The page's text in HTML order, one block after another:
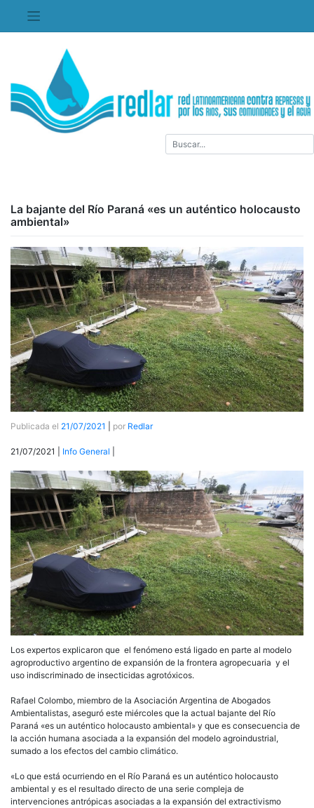
contenido
La bajante del Río Paraná «es un auténtico holocausto
ambiental»
Publicada el 21/07/2021 por Redlar
21/07/2021 | Info General
Los expertos explicaron que el fenómeno está ligado en parte al modelo
agroproductivo argentino de expansión de la frontera agropecuaria y el
uso indiscriminado de insecticidas agrotóxicos.
Rafael Colombo, miembro de la Asociación Argentina de Abogados
Ambientalistas, aseguró este miércoles que la actual bajante del Río
Paraná «es un auténtico holocausto ambiental» y que es consecuencia de
la acción humana asociada a la expansión del modelo agroindustrial,
sumado a los efectos del cambio climático.
«Lo que está ocurriendo en el Río Paraná es un auténtico holocausto
ambiental y es el resultado directo de una serie compleja de
intervenciones antrópicas asociadas a la expansión del extractivismo